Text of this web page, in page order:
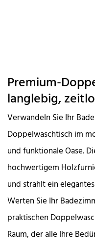
Premium-
langlebig,
Verwandeln Sie Ihr
Doppelwaschtisch im
und funktionale Oase.
hochwertigem
und strahlt ein
Werten Sie Ihr
praktischen
Raum, der alle Ihre